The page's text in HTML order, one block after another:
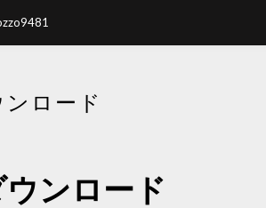
ロード
ンロード